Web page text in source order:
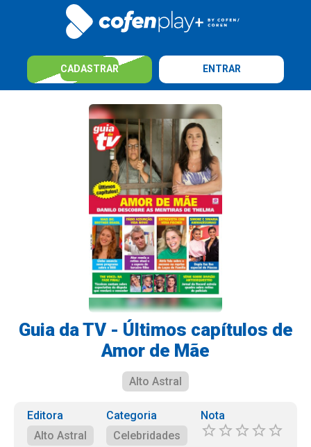
CADASTRAR ENTRAR
Guia da TV - Últimos capítulos de
Amor de Mãe
Alto Astral
Editora
Alto Astral
Categoria
Celebridades
Nota